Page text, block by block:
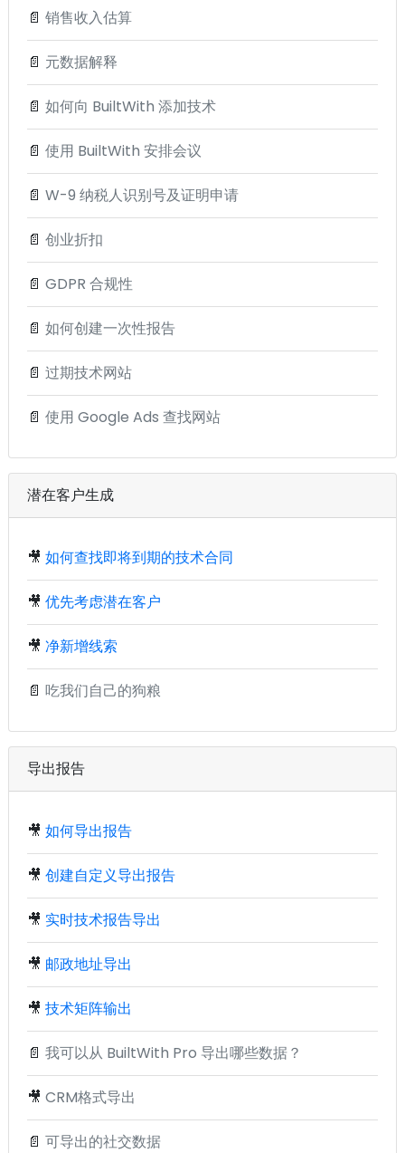
📄 销售收入估算
📄 元数据解释
📄 如何向 BuiltWith 添加技术
📄 使用 BuiltWith 安排会议
📄 W-9 纳税人识别号及证明申请
📄 创业折扣
📄 GDPR 合规性
📄 如何创建一次性报告
📄 过期技术网站
📄 使用 Google Ads 查找网站
潜在客户生成
🎥 如何查找即将到期的技术合同
🎥 优先考虑潜在客户
🎥 净新增线索
📄 吃我们自己的狗粮
导出报告
🎥 如何导出报告
🎥 创建自定义导出报告
🎥 实时技术报告导出
🎥 邮政地址导出
🎥 技术矩阵输出
📄 我可以从 BuiltWith Pro 导出哪些数据？
🎥 CRM格式导出
📄 可导出的社交数据